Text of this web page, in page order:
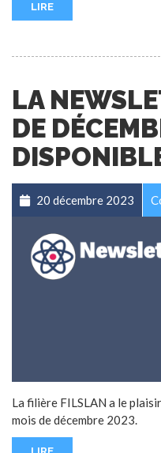
LIRE
LA
DE
20 décembre 2023
La filière FILSLAN a le
mois de décembre 2023.